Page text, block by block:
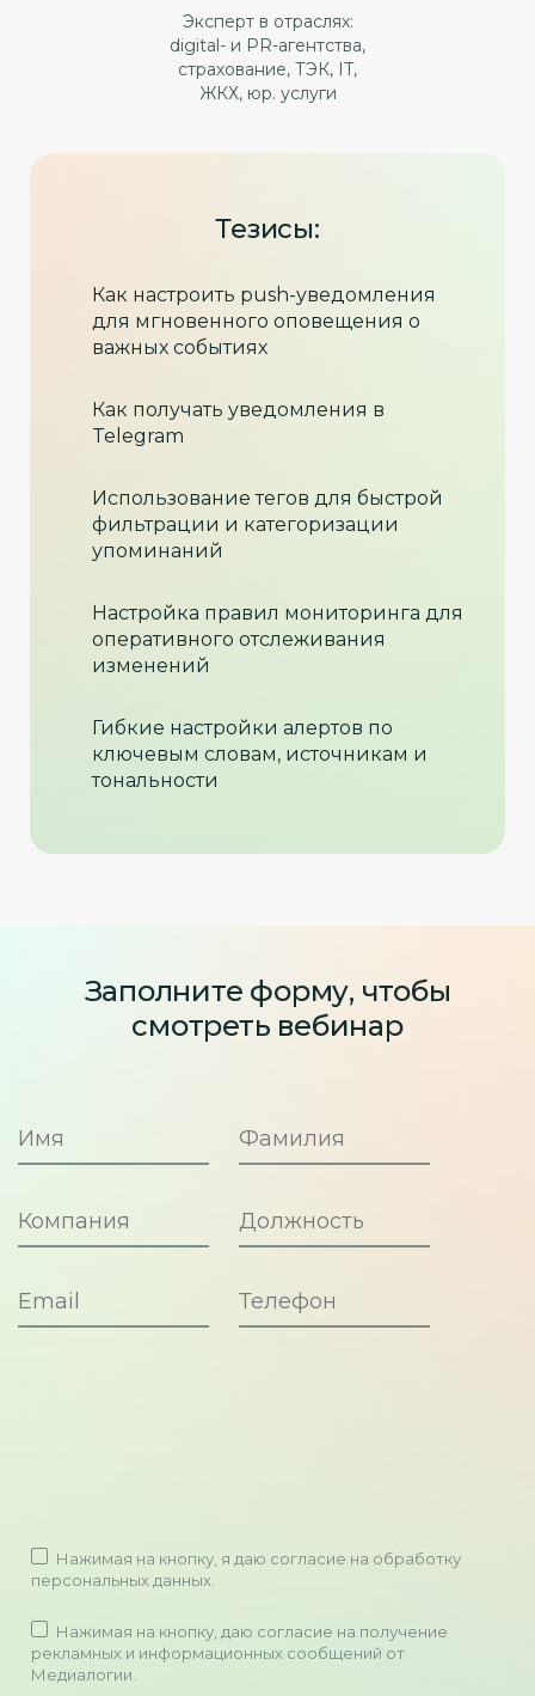
Эксперт в отраслях:
digital- и PR-агентства,
страхование, ТЭК, IT,
ЖКХ, юр. услуги
Тезисы:
Как настроить push-уведомления
для мгновенного оповещения о
важных событиях
Как получать уведомления в
Telegram
Использование тегов для быстрой
фильтрации и категоризации
упоминаний
Настройка правил мониторинга для
оперативного отслеживания
изменений
Гибкие настройки алертов по
ключевым словам, источникам и
тональности
Заполните форму, чтобы
смотреть вебинар
Нажимая на кнопку, я даю согласие на обработку
персональных данных
Нажимая на кнопку, даю согласие на получение
рекламных и информационных сообщений от
Медиалогии.